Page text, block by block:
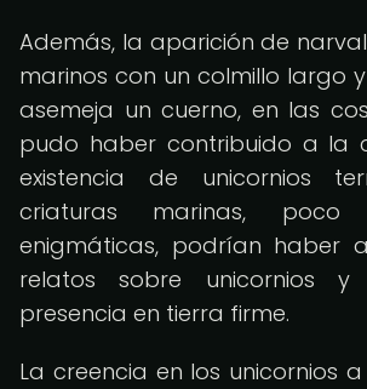
Además, la aparición de
marinos con un colmillo largo
asemeja un cuerno, en las
pudo haber contribuido a la
existencia de unicornios
criaturas marinas, poco
enigmáticas, podrían haber
relatos sobre unicornios y
presencia en tierra firme.
La creencia en los unicornios